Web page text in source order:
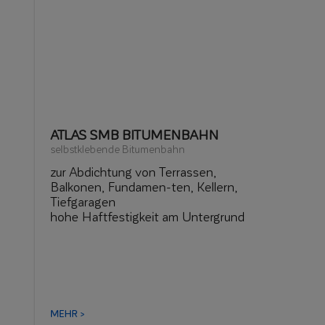
ATLAS SMB BITUMENBAHN
selbstklebende Bitumenbahn
zur Abdichtung von Terrassen,
Balkonen, Fundamen-ten, Kellern,
Tiefgaragen
hohe Haftfestigkeit am Untergrund
MEHR >